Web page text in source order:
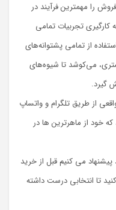
را مهمترین فرآیند در
تجربیات تمامی
از تمامی پشتوانه‌های
می‌کوشد تا شیوه‌های
گیرد.
از طریق تلگرام و واتساپ
خود از ماهرترین ها در
می کنیم قبل از خرید
تا انتخابی درست داشته